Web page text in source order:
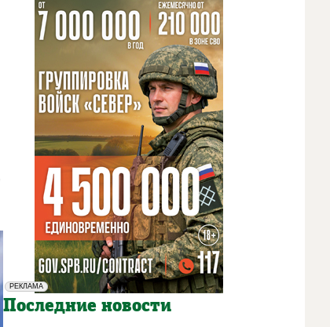
РЕКЛАМА
Социальная реклама
Последние новости